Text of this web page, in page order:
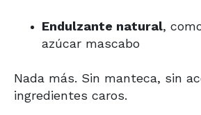
Endulzante natural,
azúcar mascabo
Nada más. Sin manteca, sin
ingredientes caros.